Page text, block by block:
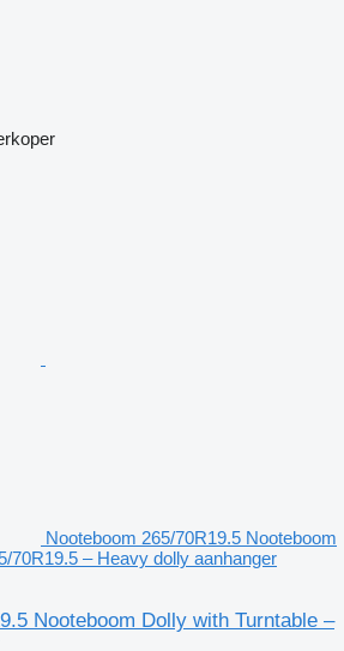
Nooteboom 265/70R19.5 Nooteboom
70R19.5 – Heavy dolly aanhanger
Nooteboom Dolly with Turntable –